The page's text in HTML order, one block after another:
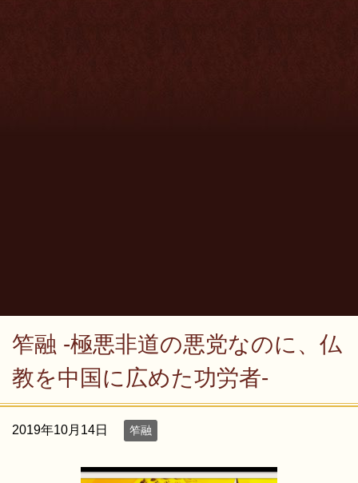
笮融 -極悪非道の悪党なのに、仏
教を中国に広めた功労者-
2019年10月14日 笮融